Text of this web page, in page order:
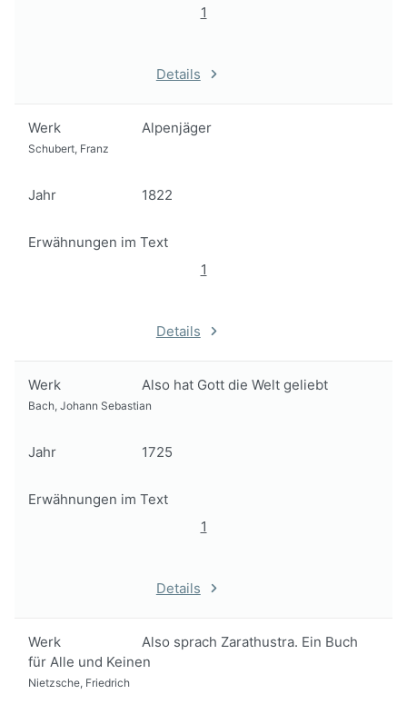
1
Details
Werk Alpenjäger
Schubert, Franz
Jahr 1822
Erwähnungen im Text
1
Details
Werk Also hat Gott die Welt geliebt
Bach, Johann Sebastian
Jahr 1725
Erwähnungen im Text
1
Details
Werk
Also sprach Zarathustra. Ein Buch
für Alle und Keinen
Nietzsche, Friedrich